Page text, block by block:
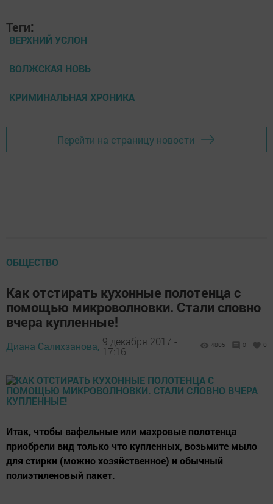
Теги:
ВЕРХНИЙ УСЛОН
ВОЛЖСКАЯ НОВЬ
КРИМИНАЛЬНАЯ ХРОНИКА
Перейти на страницу новости
ОБЩЕСТВО
Как отстирать кухонные полотенца с
помощью микроволновки. Стали словно
вчера купленные!
Диана Салихзанова, 9 декабря 2017 -
17:16
4805 0 0
Итак, чтобы вафельные или махровые полотенца
приобрели вид только что купленных, возьмите мыло
для стирки (можно хозяйственное) и обычный
полиэтиленовый пакет.